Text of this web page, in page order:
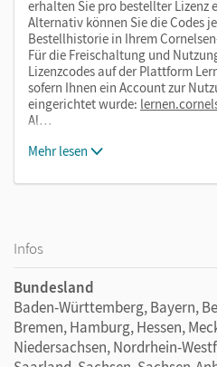
erhalten Sie pro bestellter Lizenz
Alternativ können Sie die Codes
Bestellhistorie in Ihrem
Für die Freischaltung und
Lizenzcodes auf der Plattform
sofern Ihnen ein Account zur
eingerichtet wurde:
Al…
Mehr lesen
Infos
Bundesland
Baden-Württemberg, Bayern,
Bremen, Hamburg, Hessen,
Niedersachsen, Nordrhein-